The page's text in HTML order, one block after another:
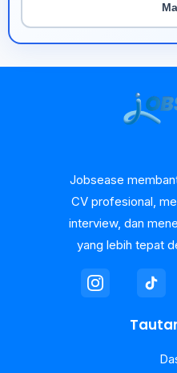
Jobsease
CV profesional,
interview, dan
yang lebih tepat